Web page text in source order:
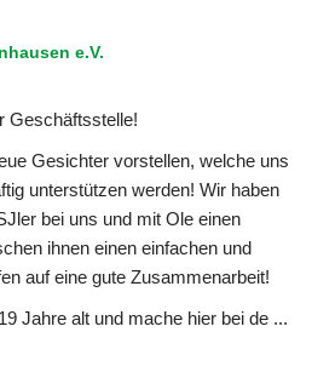
e.V.
Geschäftsstelle!
Gesichter vorstellen, welche uns
unterstützen werden! Wir haben
bei uns und mit Ole einen
ihnen einen einfachen und
auf eine gute Zusammenarbeit!
Jahre alt und mache hier bei de ...